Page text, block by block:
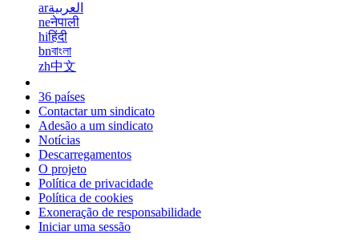
arالعربية
neनेपाली
hiहिंदी
bnবাংলা
zh中文
36 países
Contactar um sindicato
Adesão a um sindicato
Notícias
Descarregamentos
O projeto
Política de privacidade
Política de cookies
Exoneração de responsabilidade
Iniciar uma sessão